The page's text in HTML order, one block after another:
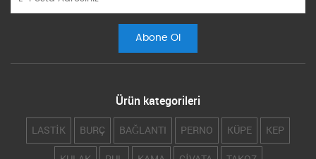
Ürün kategorileri
LASTİK BURÇ BAĞLANTI PERNO KÜPE KEP